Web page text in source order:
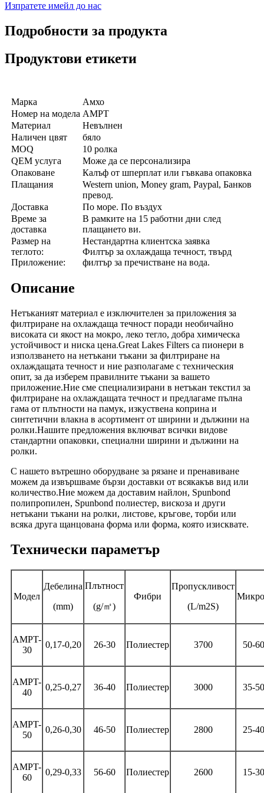
Изпратете имейл до нас
Подробности за продукта
Продуктови етикети
Марка
Амхо
Номер на модела AMPT
Материал
Невълнен
Наличен цвят
бяло
MOQ
10 ролка
QEM услуга
Може да се персонализира
Опаковане
Калъф от шперплат или гъвкава опаковка
Плащания
Western union, Money gram, Paypal, Банков
превод.
Доставка
По море. По въздух
Време за
доставка
В рамките на 15 работни дни след
плащането ви.
Размер на
теглото:
Приложение:
Нестандартна клиентска заявка
Филтър за охлаждаща течност, твърд
филтър за пречистване на вода.
Описание
Нетъканият материал е изключителен за приложения за
филтриране на охлаждаща течност поради необичайно
високата си якост на мокро, леко тегло, добра химическа
устойчивост и ниска цена.Great Lakes Filters са пионери в
използването на нетъкани тъкани за филтриране на
охлаждащата течност и ние разполагаме с техническия
опит, за да изберем правилните тъкани за вашето
приложение.Ние сме специализирани в нетъкан текстил за
филтриране на охлаждащата течност и предлагаме пълна
гама от плътности на памук, изкуствена коприна и
синтетични влакна в асортимент от ширини и дължини на
ролки.Нашите предложения включват всички видове
стандартни опаковки, специални ширини и дължини на
ролки.
С нашето вътрешно оборудване за рязане и пренавиване
можем да извършваме бързи доставки от всякакъв вид или
количество.Ние можем да доставим найлон, Spunbond
полипропилен, Spunbond полиестер, вискоза и други
нетъкани тъкани на ролки, листове, кръгове, торби или
всяка друга щанцована форма или форма, която изисквате.
Технически параметър
Модел
Дебелина
(mm)
Плътност
(g/㎡)
Фибри
Пропускливост
(L/m2S)
AMPT-
30
0,17-0,20 26-30 Полиестер 3700 50-60
AMPT-
40
0,25-0,27 36-40 Полиестер 3000 35-50
AMPT-
50
0,26-0,30 46-50 Полиестер 2800 25-40
AMPT-
60
0,29-0,33 56-60 Полиестер 2600 15-30